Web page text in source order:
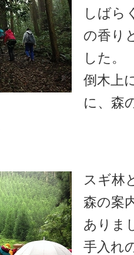
しばら
の香り
した。
倒木上
に、森
スギ林
森の案
ありま
手入れ